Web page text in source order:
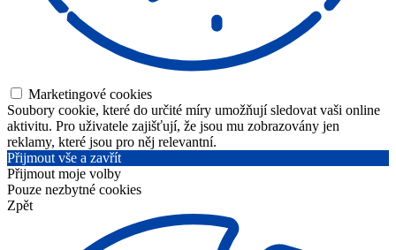
Marketingové cookies
Soubory cookie, které do určité míry umožňují sledovat vaši online
aktivitu. Pro uživatele zajišťují, že jsou mu zobrazovány jen
reklamy, které jsou pro něj relevantní.
Přijmout vše a zavřít
Přijmout moje volby
Pouze nezbytné cookies
Zpět